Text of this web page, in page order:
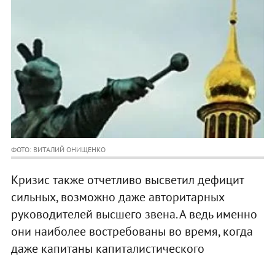
ФОТО: ВИТАЛИЙ ОНИЩЕНКО
Кризис также отчетливо высветил дефицит
сильных, возможно даже авторитарных
руководителей высшего звена. А ведь именно
они наиболее востребованы во время, когда
даже капитаны капиталистического